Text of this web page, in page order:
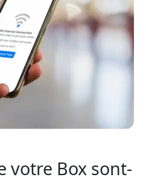
votre Box sont-